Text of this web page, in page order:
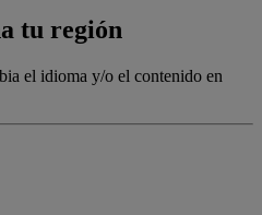
tu región
el idioma y/o el contenido en